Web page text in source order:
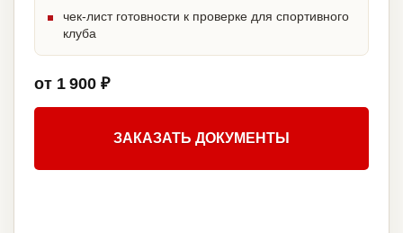
чек-лист готовности к проверке для спортивного
клуба
от 1 900 ₽
ЗАКАЗАТЬ ДОКУМЕНТЫ